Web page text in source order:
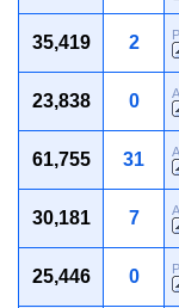
2
35,419
0
23,838
31
61,755
7
30,181
0
25,446